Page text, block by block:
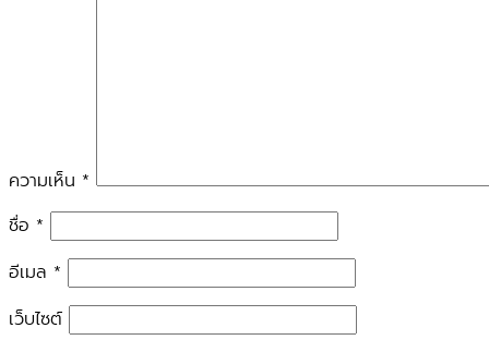
ความเห็น *
ชื่อ *
อีเมล *
เว็บไซต์